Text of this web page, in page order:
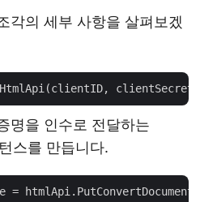
각의 세부 사항을 살펴보겠
명을 인수로 전달하는
스를 만듭니다.